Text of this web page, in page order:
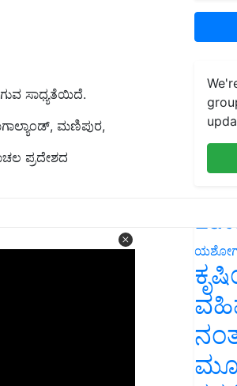
ಸಾಧ್ಯತೆಯಿದೆ.
ಮಣಿಪುರ,
ಪ್ರದೇಶದ